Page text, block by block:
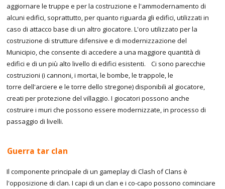
aggiornare le truppe e per la costruzione e l'ammodernamento di
alcuni edifici, soprattutto, per quanto riguarda gli edifici, utilizzati in
caso di attacco base di un altro giocatore. L'oro utilizzato per la
costruzione di strutture difensive e di modernizzazione del
Municipio, che consente di accedere a una maggiore quantità di
edifici e di un più alto livello di edifici esistenti. Ci sono parecchie
costruzioni (i cannoni, i mortai, le bombe, le trappole, le
torre dell'arciere e le torre dello stregone) disponibili al giocatore,
creati per protezione del villaggio. I giocatori possono anche
costruire i muri che possono essere modernizzate, in processo di
passaggio di livelli.
Guerra tar clan
Il componente principale di un gameplay di Clash of Clans è
l'opposizione di clan. I capi di un clan e i co-capo possono cominciare